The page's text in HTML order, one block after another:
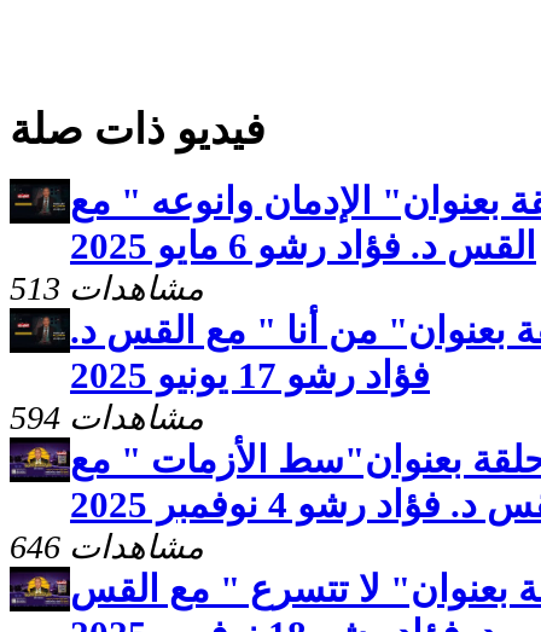
فيديو ذات صلة
بعنوان" الإدمان وانوعه " مع
القس د. فؤاد رشو 6 مايو 2025
513 مشاهدات
بعنوان" من أنا " مع القس د.
فؤاد رشو 17 يونيو 2025
594 مشاهدات
بعنوان"سط الأزمات " مع
د. فؤاد رشو 4 نوفمبر 2025
646 مشاهدات
بعنوان" لا تتسرع " مع القس